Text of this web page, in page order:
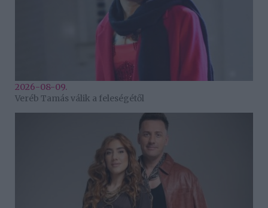
2026-08-09.
Veréb Tamás válik a feleségétől